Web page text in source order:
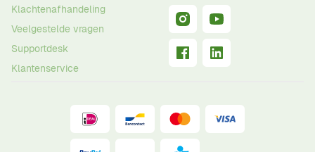
Klachtenafhandeling
Veelgestelde vragen
Supportdesk
Klantenservice